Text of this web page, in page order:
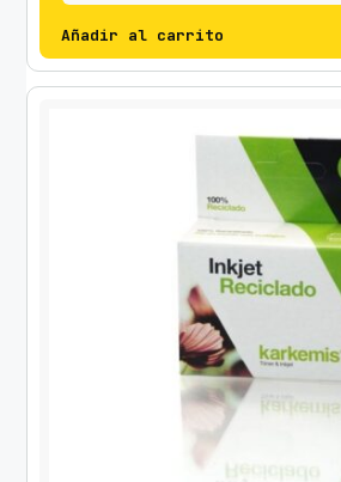
Añadir al carrito